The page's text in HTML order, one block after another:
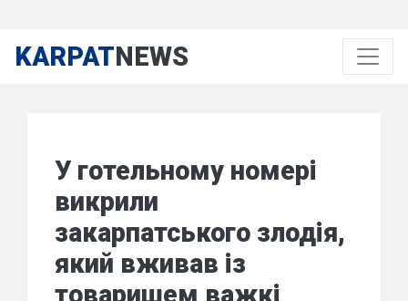
KARPATNEWS
У готельному номері
викрили
закарпатського злодія,
який вживав із
товаришем важкі